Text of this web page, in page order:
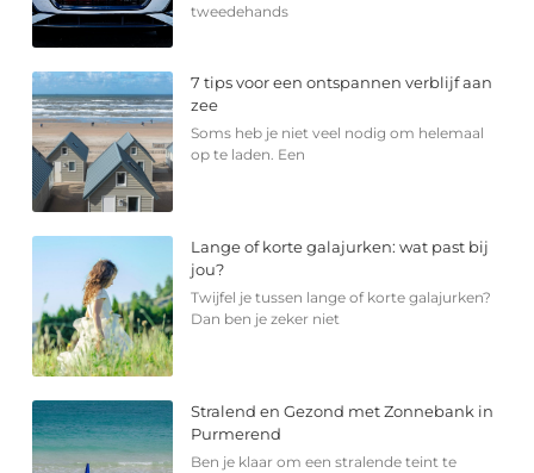
tweedehands
7 tips voor een ontspannen verblijf aan
zee
Soms heb je niet veel nodig om helemaal
op te laden. Een
Lange of korte galajurken: wat past bij
jou?
Twijfel je tussen lange of korte galajurken?
Dan ben je zeker niet
Stralend en Gezond met Zonnebank in
Purmerend
Ben je klaar om een stralende teint te